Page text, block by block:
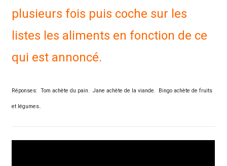
plusieurs fois puis coche sur les
listes les aliments en fonction de ce
qui est annoncé.
Réponses: Tom achète du pain. Jane achète de la viande. Bingo achète de fruits
et légumes.